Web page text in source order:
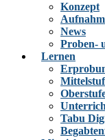
Konzept
News
Proben-
Lernen
Tabu